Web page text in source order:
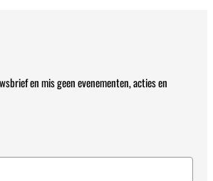
en mis geen evenementen, acties en